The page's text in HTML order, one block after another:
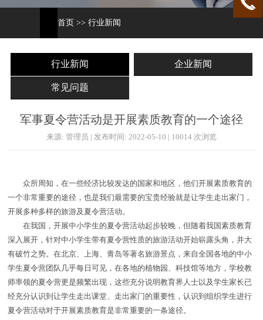
首页 >> 行业新闻
行业新闻 企业新闻
常见问题
军事夏令营活动是开展素质教育的一个途径
来源: 管理员 | 发布时间: 2022-05-10 | 10014 次浏览
众所周知，在一些经济比较发达的国家和地区，他们开展素质教育的
一个非常重要的途径，也是我们最需要的宝贵经验就是让学生走出家门，
开展多种多样的旅游及夏令营活动。
在我国，开展中小学生的夏令营活动起步较晚，但随着我国素质教育
深入展开，针对中小学生带有夏令营性质的旅游活动开始崭露头角，并大
有破竹之势。在北京、上海、青岛等著名旅游景点，来自全国各地的中小
学生夏令营团队几乎每日可见，在各地的植物园、科技馆等地方，学校教
师率领的夏令营更是频繁出现，这些充分说明教育界人士以及学生家长已
经充分认识到让学生走出课堂、走出家门的重要性，认识到组织学生进行
夏令营活动对于开展素质教育是非常重要的一条途径。